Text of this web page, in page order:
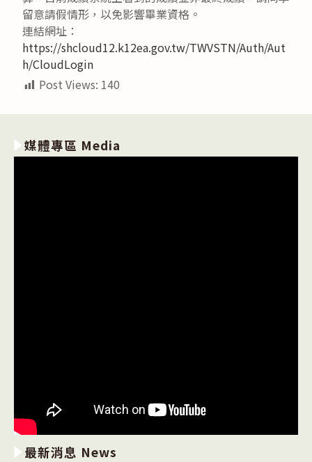
留意請假情形，以免影響畢業資格。
連結網址：
https://shcloud12.k12ea.gov.tw/TWVSTN/Auth/Aut
h/CloudLogin
Post Views: 140
媒體專區 Media
最新消息 News